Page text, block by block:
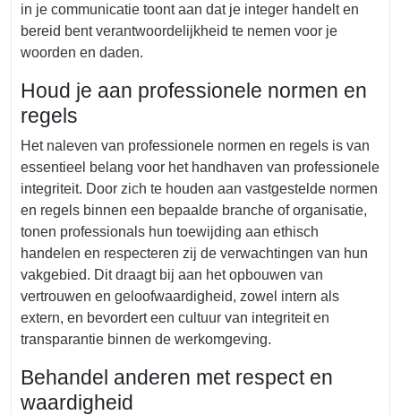
in je communicatie toont aan dat je integer handelt en
bereid bent verantwoordelijkheid te nemen voor je
woorden en daden.
Houd je aan professionele normen en
regels
Het naleven van professionele normen en regels is van
essentieel belang voor het handhaven van professionele
integriteit. Door zich te houden aan vastgestelde normen
en regels binnen een bepaalde branche of organisatie,
tonen professionals hun toewijding aan ethisch
handelen en respecteren zij de verwachtingen van hun
vakgebied. Dit draagt bij aan het opbouwen van
vertrouwen en geloofwaardigheid, zowel intern als
extern, en bevordert een cultuur van integriteit en
transparantie binnen de werkomgeving.
Behandel anderen met respect en
waardigheid